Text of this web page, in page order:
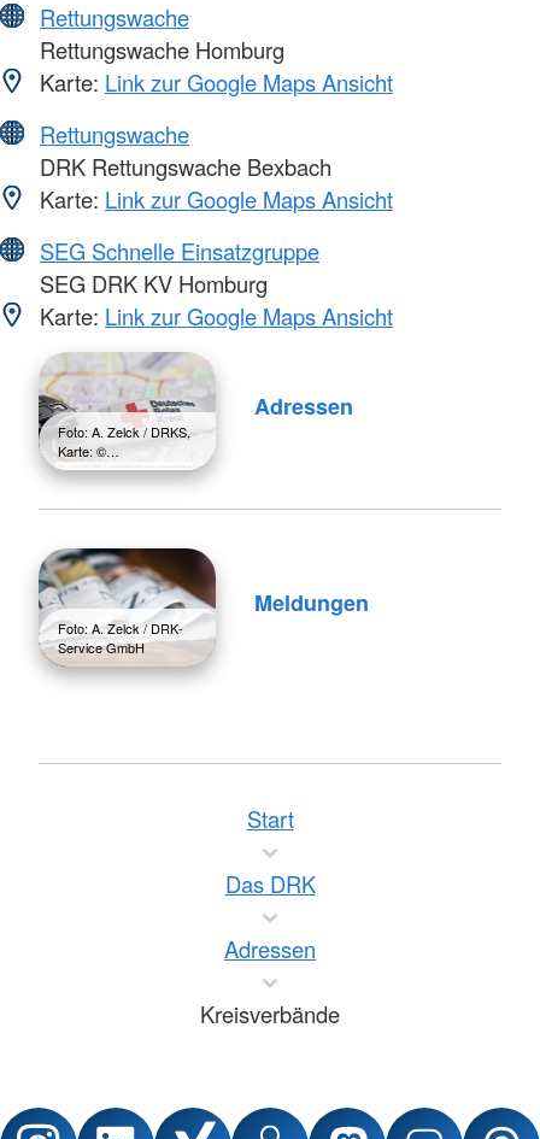
Rettungswache
Rettungswache Homburg
Karte: Link zur Google Maps Ansicht
Rettungswache
DRK Rettungswache Bexbach
Karte: Link zur Google Maps Ansicht
SEG Schnelle Einsatzgruppe
SEG DRK KV Homburg
Karte: Link zur Google Maps Ansicht
Foto: A. Zelck / DRKS,
Karte: ©…
Adressen
Foto: A. Zelck / DRK-
Service GmbH
Meldungen
Start
Das DRK
Adressen
Kreisverbände